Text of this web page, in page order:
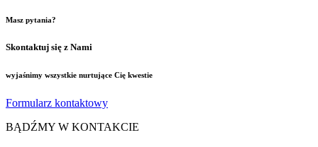
Masz pytania?
Skontaktuj się z Nami
wyjaśnimy wszystkie nurtujące Cię kwestie
Formularz kontaktowy
BĄDŹMY W KONTAKCIE